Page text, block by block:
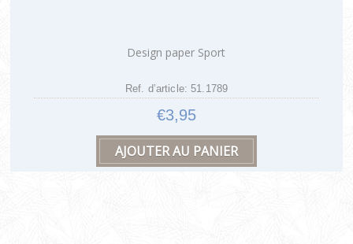
Design paper Sport
Ref. d’article: 51.1789
€3,95